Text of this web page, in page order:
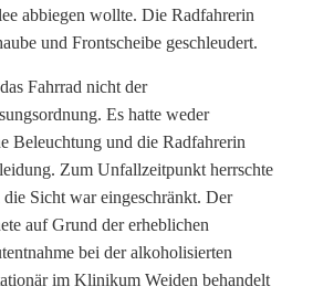
abbiegen wollte. Die Radfahrerin
und Frontscheibe geschleudert.
Fahrrad nicht der
Es hatte weder
Beleuchtung und die Radfahrerin
Zum Unfallzeitpunkt herrschte
Sicht war eingeschränkt. Der
auf Grund der erheblichen
bei der alkoholisierten
im Klinikum Weiden behandelt